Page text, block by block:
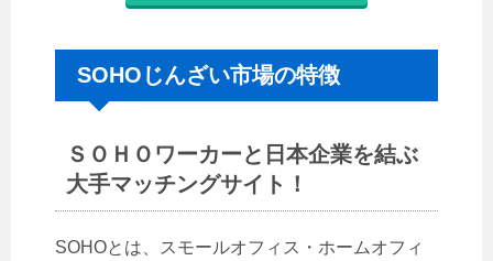
SOHOじんざい市場の特徴
ＳＯＨＯワーカーと日本企業を結ぶ
大手マッチングサイト！
SOHOとは、スモールオフィス・ホームオフィ